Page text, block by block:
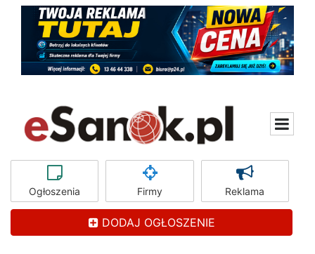
Ogłoszenia Firmy Reklama
DODAJ OGŁOSZENIE